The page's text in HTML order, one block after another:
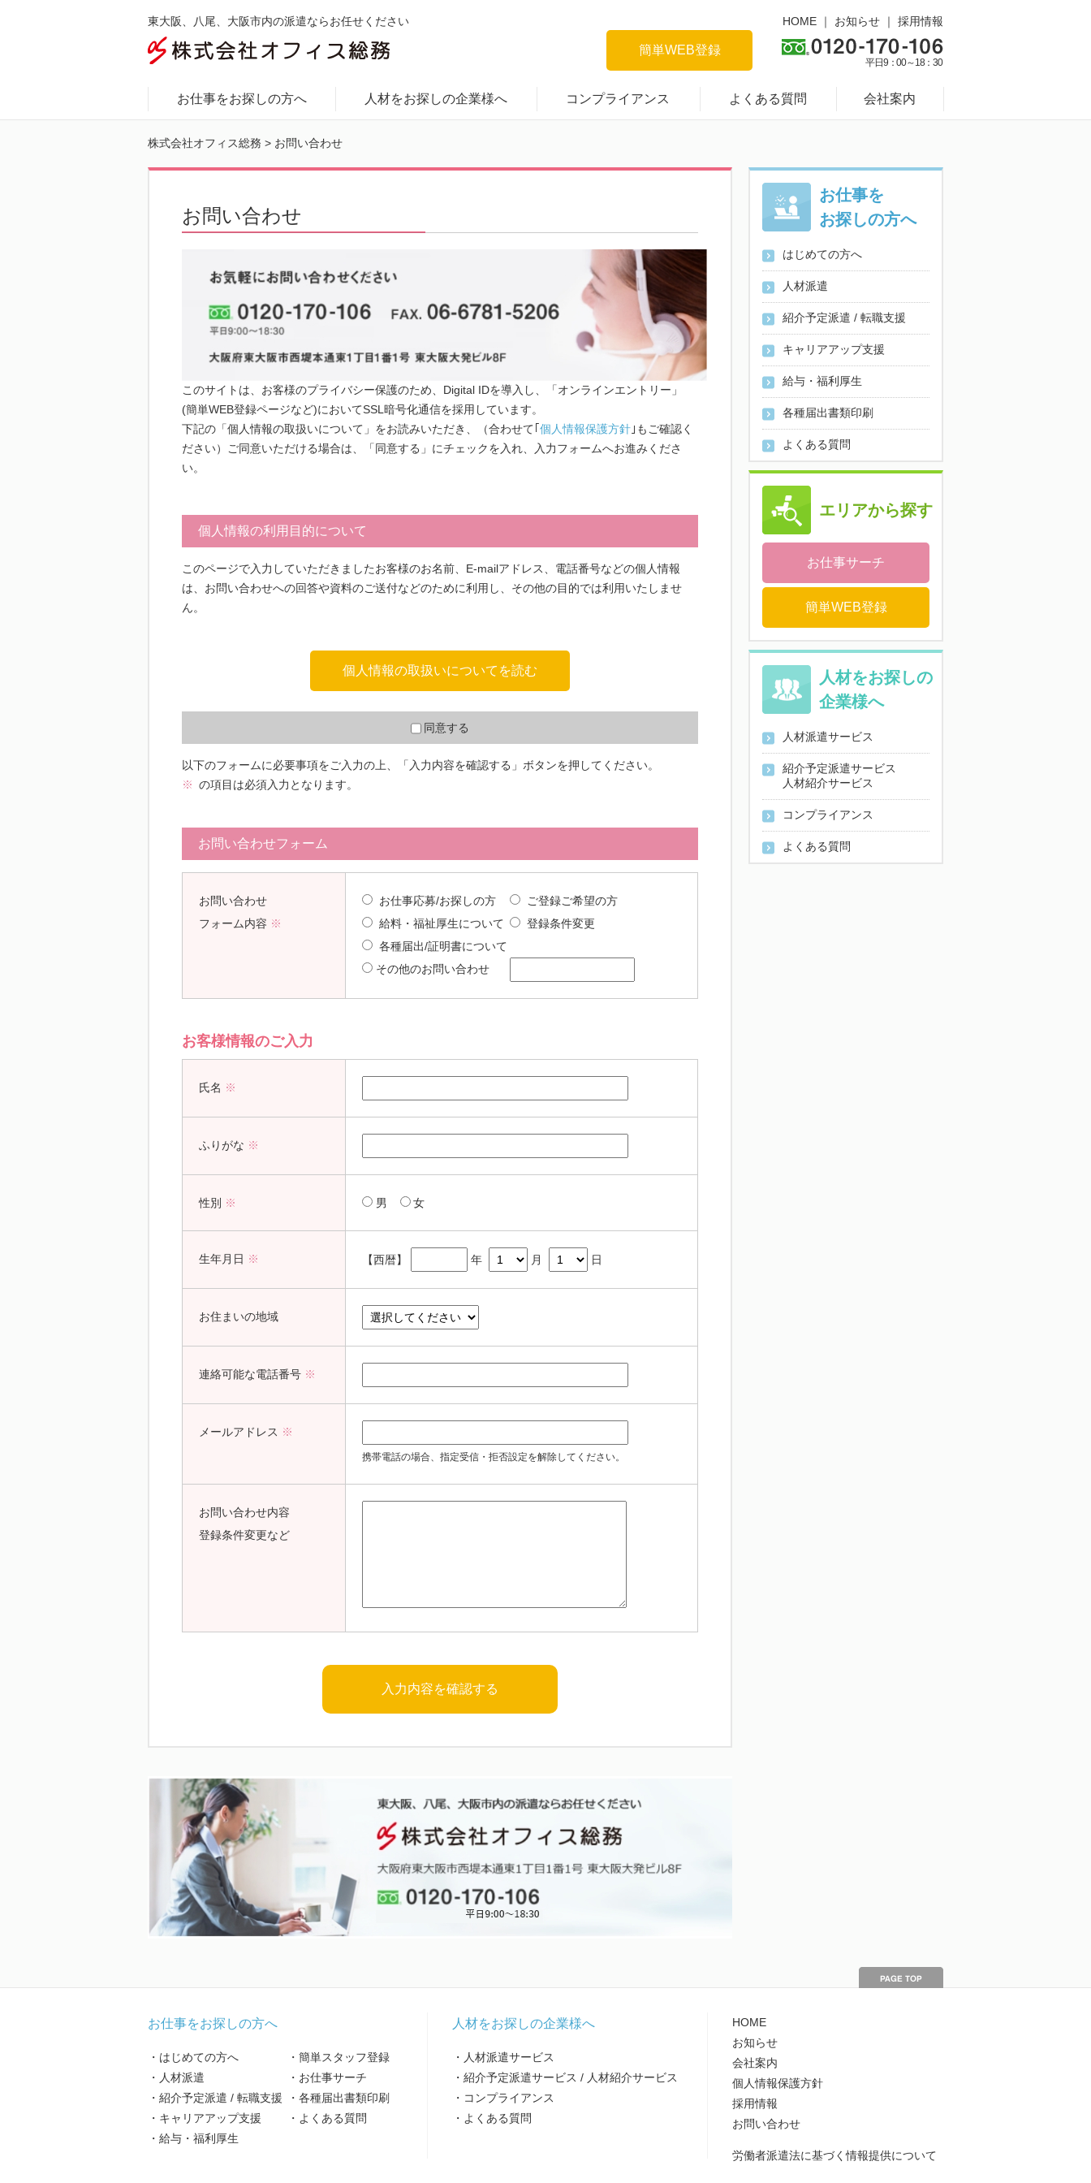
東大阪、八尾、大阪市内の派遣ならお任せください HOME ｜ お知らせ ｜ 採用情報
平日9：00～18：30
簡単WEB登録
お仕事をお探しの方へ 人材をお探しの企業様へ コンプライアンス よくある質問 会社案内
株式会社オフィス総務 > お問い合わせ
お問い合わせ
このサイトは、お客様のプライバシー保護のため、Digital IDを導入し、「オンラインエントリー」
(簡単WEB登録ページなど)においてSSL暗号化通信を採用しています。
下記の「個人情報の取扱いについて」をお読みいただき、（合わせて｢ 個人情報保護方針 ｣もご確認く
ださい）ご同意いただける場合は、「同意する」にチェックを入れ、入力フォームへお進みくださ
い。
個人情報の利用目的について
このページで入力していただきましたお客様のお名前、E-mailアドレス、電話番号などの個人情報
は、お問い合わせへの回答や資料のご送付などのために利用し、その他の目的では利用いたしませ
ん。
個人情報の取扱いについてを読む
同意する
以下のフォームに必要事項をご入力の上、「入力内容を確認する」ボタンを押してください。
※ の項目は必須入力となります。
お問い合わせフォーム
お問い合わせ
フォーム内容 ※
お仕事応募/お探しの方
ご登録ご希望の方
給料・福祉厚生について
登録条件変更
各種届出/証明書について
その他のお問い合わせ
お客様情報のご入力
氏名 ※
ふりがな ※
性別 ※ 男 女
生年月日 ※ 【西暦】 年 月 日
お住まいの地域
連絡可能な電話番号 ※
メールアドレス ※
携帯電話の場合、指定受信・拒否設定を解除してください。
お問い合わせ内容
登録条件変更など
お仕事を
お探しの方へ
はじめての方へ
人材派遣
紹介予定派遣 / 転職支援
キャリアアップ支援
給与・福利厚生
各種届出書類印刷
よくある質問
エリアから探す
お仕事サーチ
簡単WEB登録
人材をお探しの
企業様へ
人材派遣サービス
紹介予定派遣サービス
人材紹介サービス
コンプライアンス
よくある質問
お仕事をお探しの方へ
・はじめての方へ
・簡単スタッフ登録
・人材派遣
・お仕事サーチ
・紹介予定派遣 / 転職支援
・各種届出書類印刷
・キャリアアップ支援
・よくある質問
・給与・福利厚生
人材をお探しの企業様へ
・人材派遣サービス
・紹介予定派遣サービス / 人材紹介サービス
・コンプライアンス
・よくある質問
HOME
お知らせ
会社案内
個人情報保護方針
採用情報
お問い合わせ
労働者派遣法に基づく情報提供について